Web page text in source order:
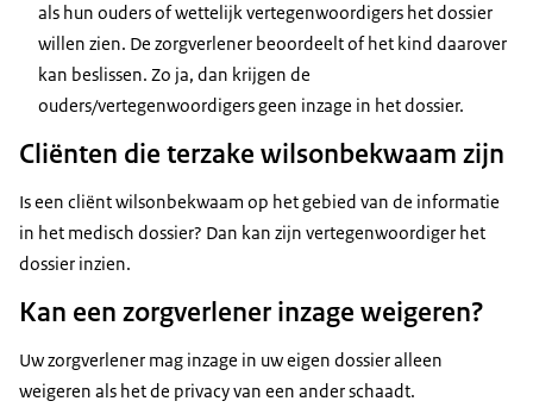
als hun ouders of wettelijk vertegenwoordigers het dossier
willen zien. De zorgverlener beoordeelt of het kind daarover
kan beslissen. Zo ja, dan krijgen de
ouders/vertegenwoordigers geen inzage in het dossier.
Cliënten die terzake wilsonbekwaam zijn
Is een cliënt wilsonbekwaam op het gebied van de informatie
in het medisch dossier? Dan kan zijn vertegenwoordiger het
dossier inzien.
Kan een zorgverlener inzage weigeren?
Uw zorgverlener mag inzage in uw eigen dossier alleen
weigeren als het de privacy van een ander schaadt.